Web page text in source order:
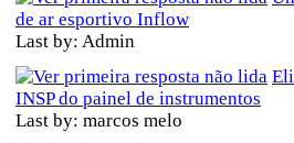
de ar esportivo Inflow
Last by: Admin
INSP do painel de instrumentos
Last by: marcos melo